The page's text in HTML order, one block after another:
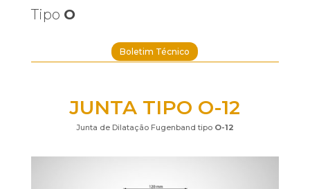
Tipo O
Boletim Técnico
JUNTA TIPO O-12
Junta de Dilatação Fugenband tipo O-12